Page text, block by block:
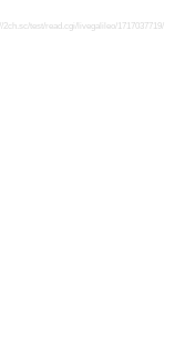
2ch.sc/test/read.cgi/livegalileo/1717037719/